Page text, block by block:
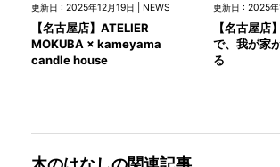
更新日 : 2025年12月19日 | NEWS
【名古屋店】ATELIER
MOKUBA × kameyama
candle house
更新日 : 2025
【名古屋店
で、我が家
る